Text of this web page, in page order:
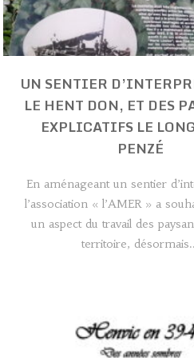
UN SENTIER
LE HENT DON, ET DES
EXPLICATIFS LE
PENZÉ
En aménageant un sentier
l’association « l’AMER » a
un aspect du travail des
territoire,